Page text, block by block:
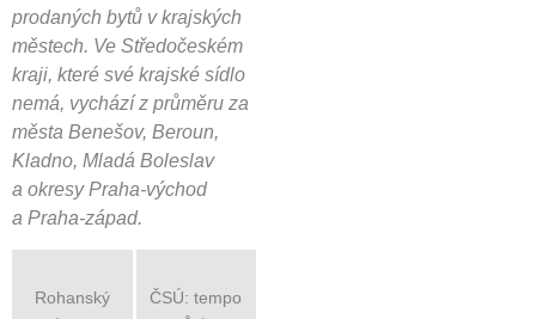
prodaných bytů v krajských
městech. Ve Středočeském
kraji, které své krajské sídlo
nemá, vychází z průměru za
města Benešov, Beroun,
Kladno, Mladá Boleslav
a okresy Praha-východ
a Praha-západ.
Rohanský
ČSÚ: tempo